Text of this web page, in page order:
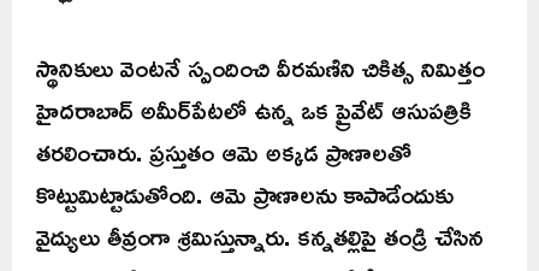
స్థానికులు వెంటనే స్పందించి వీరమణిని చికిత్స నిమిత్తం
హైదరాబాద్‌ అమీర్‌పేటలో ఉన్న ఒక ప్రైవేట్ ఆసుపత్రికి
తరలించారు. ప్రస్తుతం ఆమె అక్కడ ప్రాణాలతో
కొట్టుమిట్టాడుతోంది. ఆమె ప్రాణాలను కాపాడేందుకు
వైద్యులు తీవ్రంగా శ్రమిస్తున్నారు. కన్నతల్లిపై తండ్రి చేసిన